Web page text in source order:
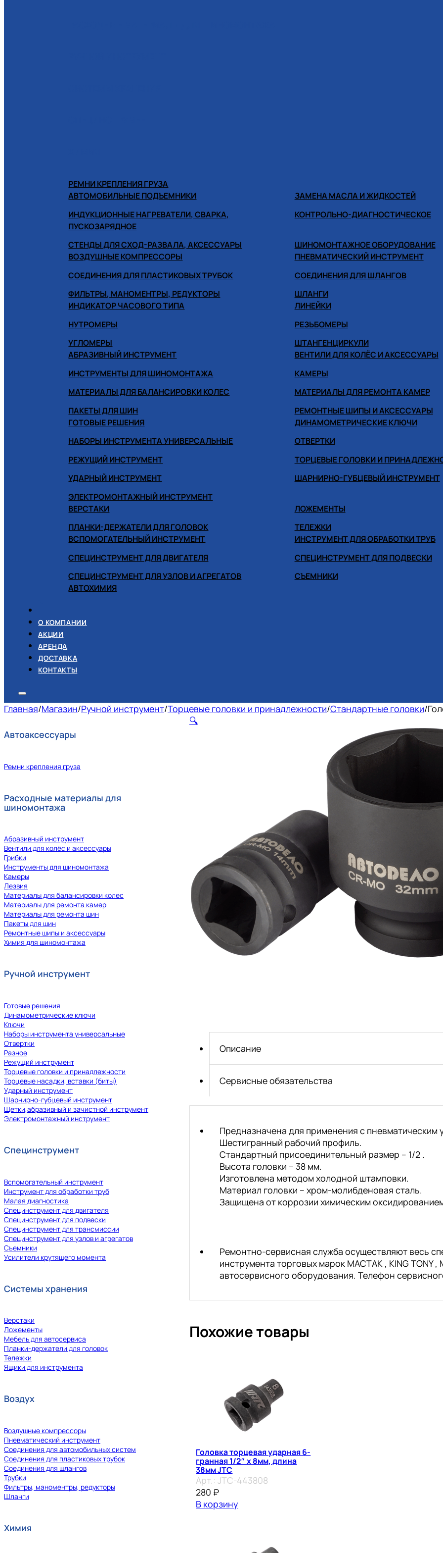
РЕМНИ КРЕПЛЕНИЯ ГРУЗА
АВТОМОБИЛЬНЫЕ ПОДЪЕМНИКИ
ЗАМЕНА МАСЛА И ЖИДКОСТЕЙ
ИНДУКЦИОННЫЕ НАГРЕВАТЕЛИ, СВАРКА,
ПУСКОЗАРЯДНОЕ
КОНТРОЛЬНО-ДИАГНОСТИЧЕСКОЕ
СТЕНДЫ ДЛЯ СХОД-РАЗВАЛА, АКСЕССУАРЫ
ШИНОМОНТАЖНОЕ ОБОРУДОВАНИЕ
ВОЗДУШНЫЕ КОМПРЕССОРЫ
ПНЕВМАТИЧЕСКИЙ ИНСТРУМЕНТ
СОЕДИНЕНИЯ ДЛЯ ПЛАСТИКОВЫХ ТРУБОК
СОЕДИНЕНИЯ ДЛЯ ШЛАНГОВ
ФИЛЬТРЫ, МАНОМЕНТРЫ, РЕДУКТОРЫ
ШЛАНГИ
ИНДИКАТОР ЧАСОВОГО ТИПА
ЛИНЕЙКИ
НУТРОМЕРЫ
РЕЗЬБОМЕРЫ
УГЛОМЕРЫ
ШТАНГЕНЦИРКУЛИ
АБРАЗИВНЫЙ ИНСТРУМЕНТ
ВЕНТИЛИ ДЛЯ КОЛЁС И АКСЕССУАРЫ
ИНСТРУМЕНТЫ ДЛЯ ШИНОМОНТАЖА
КАМЕРЫ
МАТЕРИАЛЫ ДЛЯ БАЛАНСИРОВКИ КОЛЕС
МАТЕРИАЛЫ ДЛЯ РЕМОНТА КАМЕР
ПАКЕТЫ ДЛЯ ШИН
РЕМОНТНЫЕ ШИПЫ И АКСЕССУАРЫ
ГОТОВЫЕ РЕШЕНИЯ
ДИНАМОМЕТРИЧЕСКИЕ КЛЮЧИ
НАБОРЫ ИНСТРУМЕНТА УНИВЕРСАЛЬНЫЕ
ОТВЕРТКИ
РЕЖУЩИЙ ИНСТРУМЕНТ
ТОРЦЕВЫЕ ГОЛОВКИ И
УДАРНЫЙ ИНСТРУМЕНТ
ШАРНИРНО-ГУБЦЕВЫЙ ИНСТРУМЕНТ
ЭЛЕКТРОМОНТАЖНЫЙ ИНСТРУМЕНТ
ВЕРСТАКИ
ЛОЖЕМЕНТЫ
ПЛАНКИ-ДЕРЖАТЕЛИ ДЛЯ ГОЛОВОК
ТЕЛЕЖКИ
ВСПОМОГАТЕЛЬНЫЙ ИНСТРУМЕНТ
ИНСТРУМЕНТ ДЛЯ ОБРАБОТКИ ТРУБ
СПЕЦИНСТРУМЕНТ ДЛЯ ДВИГАТЕЛЯ
СПЕЦИНСТРУМЕНТ ДЛЯ ПОДВЕСКИ
СПЕЦИНСТРУМЕНТ ДЛЯ УЗЛОВ И АГРЕГАТОВ
СЪЕМНИКИ
АВТОХИМИЯ
О КОМПАНИИ
АКЦИИ
АРЕНДА
ДОСТАВКА
КОНТАКТЫ
Главная/Магазин/Ручной инструмент/Торцевые головки и принадлежности/Стандартные головки/
Автоаксессуары
Ремни крепления груза
Расходные материалы для
шиномонтажа
Абразивный инструмент
Вентили для колёс и аксессуары
Грибки
Инструменты для шиномонтажа
Камеры
Лезвия
Материалы для балансировки колес
Материалы для ремонта камер
Материалы для ремонта шин
Пакеты для шин
Ремонтные шипы и аксессуары
Химия для шиномонтажа
Ручной инструмент
Готовые решения
Динамометрические ключи
Ключи
Наборы инструмента универсальные
Отвертки
Разное
Режущий инструмент
Торцевые головки и принадлежности
Торцевые насадки, вставки (биты)
Ударный инструмент
Шарнирно-губцевый инструмент
Щетки,абразивный и зачистной инструмент
Электромонтажный инструмент
Специнструмент
Вспомогательный инструмент
Инструмент для обработки труб
Малая диагностика
Специнструмент для двигателя
Специнструмент для подвески
Специнструмент для трансмиссии
Специнструмент для узлов и агрегатов
Съемники
Усилители крутящего момента
Системы хранения
Верстаки
Ложементы
Мебель для автосервиса
Планки-держатели для головок
Тележки
Ящики для инструмента
Воздух
Воздушные компрессоры
Пневматический инструмент
Соединения для автомобильных систем
Соединения для пластиковых трубок
Соединения для шлангов
Трубки
Фильтры, маноментры, редукторы
Шланги
Химия
🔍
Описание
Сервисные обязательства
Предназначена для применения с пневматическим
Шестигранный рабочий профиль.
Стандартный присоединительный размер – 1/2 .
Высота головки – 38 мм.
Изготовлена методом холодной штамповки.
Материал головки – хром-молибденовая сталь.
Защищена от коррозии химическим
Ремонтно-сервисная служба осуществляют весь
инструмента торговых марок МАСТАК , KING TONY ,
автосервисного оборудования. Телефон
Похожие товары
Головка торцевая ударная 6-
гранная 1/2″ х 8мм, длина
38мм JTC
Арт.:JTC-443808
280 ₽
В корзину